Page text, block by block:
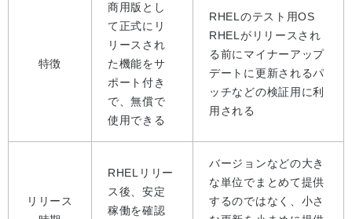
特徴
商用版とし
て正式にリ
リースされ
た機能をサ
ポート付き
で、無償で
使用できる
RHELのテスト用OS
RHELがリリースされ
る前にマイナーアップ
デートに更新されるパ
ッチなどの検証用に利
用される
リリース
RHELリリー
ス後、安定
稼働を確認
バージョンなどの大き
な単位でまとめて提供
するのではなく、小さ